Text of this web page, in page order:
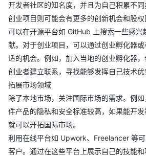
开发者社区的知名度，并且为自己积累不
创业项目则可能会有更多的创新机会和股权
可以在开源平台如 GitHub 上搜索一些感兴
献。对于创业项目，可以通过创业孵化器
适的机会。例如，加入当地的创业孵化器
创业者建立联系，寻找能够发挥自己技术优
拓展市场领域
除了本地市场，关注国际市场的需求。例
件产品的隐私和安全标准较高，如果能开发
就可以开拓国际市场。
利用在线平台如 Upwork、Freelancer 等
客户。通过在这些平台上展示自己的技能